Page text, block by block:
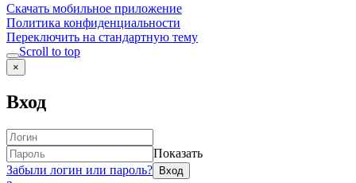
Скачать мобильное приложение
Политика конфиденциальности
Переключить на стандартную тему
Scroll to top
×
Вход
Показать
Забыли логин или пароль?